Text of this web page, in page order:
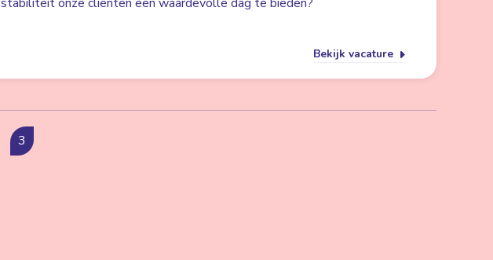
Bekijk vacature
3